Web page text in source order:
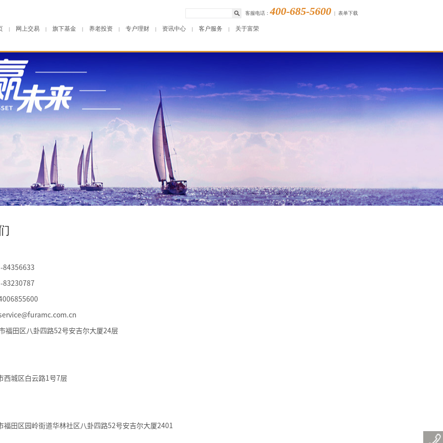
客服电话：400-685-5600 | 表单下载
| 网上交易 | 旗下基金 | 养老投资 | 专户理财 | 资讯中心 | 客户服务 | 关于富荣
84356633
83230787
福田区八卦四路52号安吉尔大厦24层
西城区白云路1号7层
福田区园岭街道华林社区八卦四路52号安吉尔大厦2401